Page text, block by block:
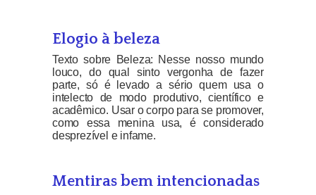
Elogio à beleza
Texto sobre Beleza: Nesse nosso mundo
louco, do qual sinto vergonha de fazer
parte, só é levado a sério quem usa o
intelecto de modo produtivo, científico e
acadêmico. Usar o corpo para se promover,
como essa menina usa, é considerado
desprezível e infame.
Mentiras bem intencionadas